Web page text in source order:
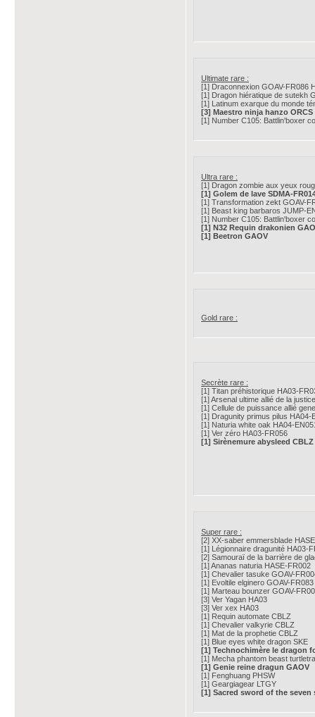
Ultimate rare :
[1] Draconnexion GOAV-FR086
[1] Dragon hiératique de sutekh
[1] Latinum exarque du monde
[3] Maestro ninja hanzo ORCS
[1] Number C105: Battlin'boxer
Ultra rare :
[1] Dragon zombie aux yeux
[1] Golem de lave SDMA-
[1] Transformation zekt GOAV-
[1] Beast king barbaros JUMP-
[1] Number C105: Battlin'boxer
[1] N32 Requin drakonien
[1] Beetron GAOV
Gold rare :
Secrète rare :
[1] Titan préhistorique HA03-
[1] Arsenal ultime allié de la
[1] Cellule de puissance allié
[1] Dragunity primus pilus HA04-
[1] Naturia white oak HA04-
[1] Ver zéro HA03-FR056
[1] Sirènemure abysleed CBLZ
Super rare :
[2] XX-saber emmersblade
[1] Légionnaire dragunité HA03-
[2] Samouraï de la barrière de
[1] Ananas naturia HASE-FR002
[1] Chevalier tasuke GOAV-
[1] Evoltile elginero GOAV-FR083
[1] Marteau bounzer GOAV-
[3] Ver Yagan HA03
[3] Ver xex HA03
[1] Requin automate CBLZ
[1] Chevalier valkyrie CBLZ
[1] Mat de la prophetie CBLZ
[1] Blue eyes white dragon SKE
[1] Technochimère le dragon
[1] Mecha phantom beast
[1] Genie reine dragun GAOV
[1] Fenghuang PHSW
[1] Geargiagear LTGY
[1] Sacred sword of the seven